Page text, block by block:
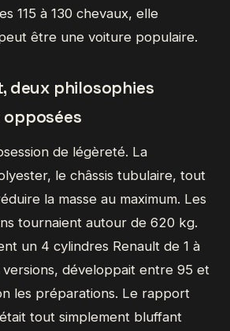
115 à 130 chevaux, elle
être une voiture populaire.
deux philosophies
de légèreté. La
le châssis tubulaire, tout
la masse au maximum. Les
tournaient autour de 620 kg.
un 4 cylindres Renault de 1 à
versions, développait entre 95 et
les préparations. Le rapport
tout simplement bluffant